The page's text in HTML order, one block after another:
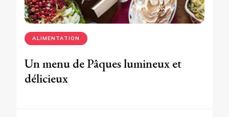
ALIMENTATION
Un menu de Pâques lumineux et
délicieux